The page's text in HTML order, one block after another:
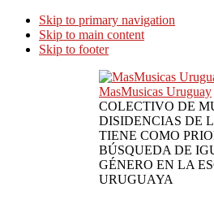
Skip to primary navigation
Skip to main content
Skip to footer
MasMusicas Uruguay
COLECTIVO DE
DISIDENCIAS DE
TIENE COMO
BÚSQUEDA DE
GÉNERO EN LA
URUGUAYA